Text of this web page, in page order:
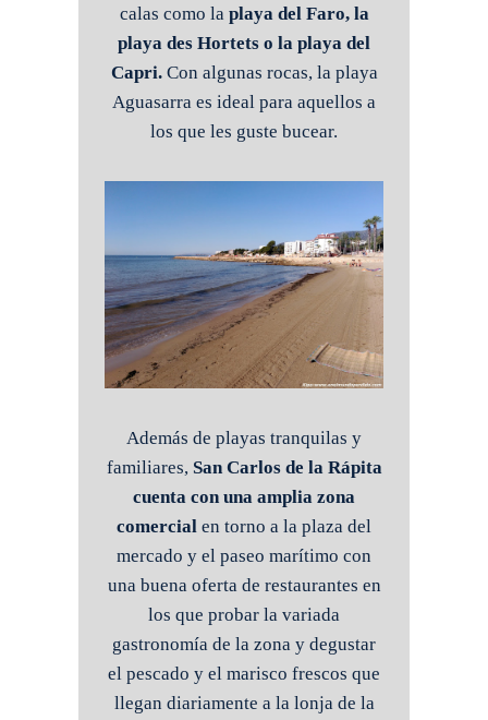
calas como la playa del Faro, la
playa des Hortets o la playa del
Capri.Con algunas rocas, la playa
Aguasarra es ideal para aquellos a
los que les guste bucear.
Además de playas tranquilas y
familiares, San Carlos de la Rápita
cuenta con una amplia zona
comercial en torno a la plaza del
mercado y el paseo marítimo con
una buena oferta de restaurantes en
los que probar la variada
gastronomía de la zona y degustar
el pescado y el marisco frescos que
llegan diariamente a la lonja de la